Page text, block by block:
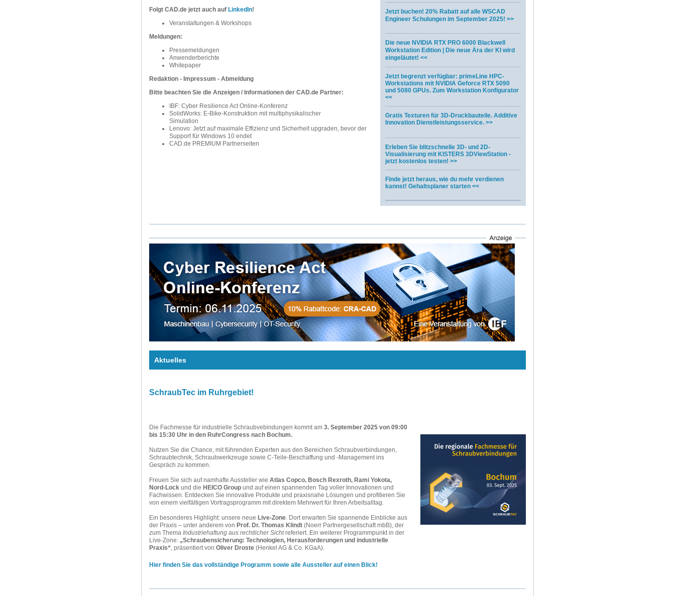
Folgt CAD.de jetzt auch auf LinkedIn!
Veranstaltungen & Workshops
Meldungen:
Pressemeldungen
Anwenderberichte
Whitepaper
Redaktion - Impressum - Abmeldung
Bitte beachten Sie die Anzeigen / Informationen der CAD.de Partner:
IBF: Cyber Resilience Act Online-Konferenz
SolidWorks: E-Bike-Konstruktion mit multiphysikalischer
Simulation
Lenovo: Jetzt auf maximale Effizienz und Sicherheit upgraden, bevor der
Support für Windows 10 endet
CAD.de PREMIUM Partnerseiten
Jetzt buchen! 20% Rabatt auf alle WSCAD
Engineer Schulungen im September 2025! >>
Die neue NVIDIA RTX PRO 6000 Blackwell
Workstation Edition | Die neue Ära der KI wird
eingeläutet! <<
Jetzt begrenzt verfügbar: primeLine HPC-
Workstations mit NVIDIA Geforce RTX 5090
und 5080 GPUs. Zum Workstation Konfigurator
<<
Gratis Texturen für 3D-Druckbauteile. Additive
Innovation Dienstleistungsservice. >>
Erleben Sie blitzschnelle 3D- und 2D-
Visualisierung mit KISTERS 3DViewStation -
jetzt kostenlos testen! >>
Finde jetzt heraus, wie du mehr verdienen
kannst! Gehaltsplaner starten <<
Aktuelles
SchraubTec im Ruhrgebiet!
Die Fachmesse für industrielle Schraubvebindungen kommt am 3. September 2025 von 09:00
bis 15:30 Uhr in den RuhrCongress nach Bochum.
Nutzen Sie die Chance, mit führenden Experten aus den Bereichen Schraubverbindungen,
Schraubtechnik, Schraubwerkzeuge sowie C-Teile-Beschaffung und -Management ins
Gespräch zu kommen.
Freuen Sie sich auf namhafte Aussteller wie Atlas Copco, Bosch Rexroth, Rami Yokota,
Nord-Lock und die HEICO Group und auf einen spannenden Tag voller Innovationen und
Fachwissen. Entdecken Sie innovative Produkte und praxisnahe Lösungen und profitieren Sie
von einem vielfältigen Vortragsprogramm mit direktem Mehrwert für Ihren Arbeitsalltag.
Ein besonderes Highlight: unsere neue Live-Zone. Dort erwarten Sie spannende Einblicke aus
der Praxis – unter anderem von Prof. Dr. Thomas Klindt (Noerr Partnergesellschaft mbB), der
zum Thema Industriehaftung aus rechtlicher Sichtreferiert. Ein weiterer Programmpunkt in der
Live-Zone: „Schraubensicherung: Technologien, Herausforderungen und industrielle
Praxis“, präsentiert von Oliver Droste (Henkel AG & Co. KGaA).
Hier finden Sie das vollständige Programm sowie alle Aussteller auf einen Blick!